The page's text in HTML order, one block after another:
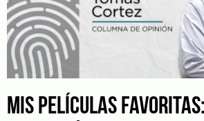
MIS PELÍCULAS